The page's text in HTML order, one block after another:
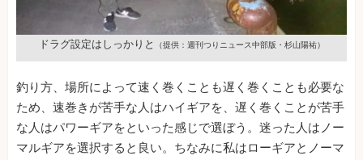
ドラグ設定はしっかりと （提供：週刊つりニュース中部版・杉山陽祐）
釣り方、場所によって速く巻くことも遅く巻くことも必要な
ため、速巻きが苦手な人はハイギアを、遅く巻くことが苦手
な人はパワーギアをといった感じで選ぼう。迷った人はノー
マルギアを選択すると良い。ちなみに私はローギアとノーマ